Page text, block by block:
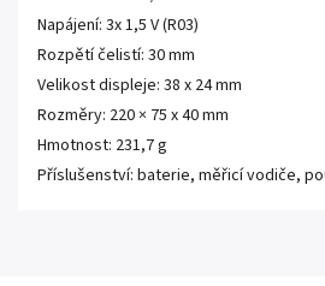
Napájení: 3x 1,5 V (R03)
Rozpětí čelistí: 30 mm
Velikost displeje: 38 x 24 mm
Rozměry: 220 × 75 x 40 mm
Hmotnost: 231,7 g
Příslušenství: baterie, měřicí vodiče,